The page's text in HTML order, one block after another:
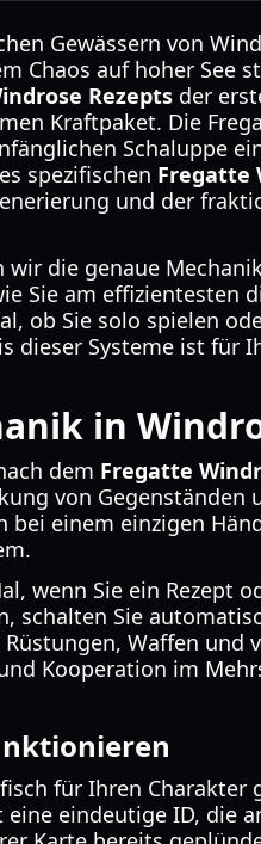
Gewässern von
Chaos auf hoher See
Rezepts der
Kraftpaket. Die
Schaluppe
spezifischen Fregatte
und der
die genaue
Sie am effizientesten
ob Sie solo spielen
dieser Systeme ist für
in
dem Fregatte
von Gegenständen
bei einem einzigen
wenn Sie ein Rezept
schalten Sie
Waffen und
Kooperation im
für Ihren
eine eindeutige ID, die